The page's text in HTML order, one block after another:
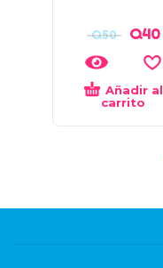
Q50 Q40
Añadir al
carrito